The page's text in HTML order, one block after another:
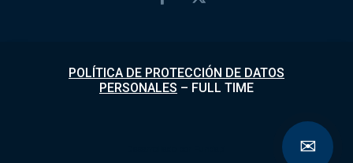
POLÍTICA DE PROTECCIÓN DE DATOS
PERSONALES – FULL TIME
✉